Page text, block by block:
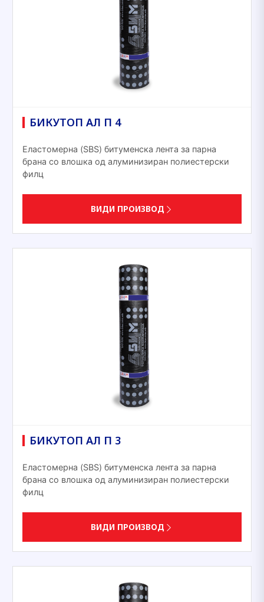
БИКУТОП АЛ П 4
Еластомерна (SBS) битуменска лента за парна
брана со влошка од алуминизиран полиестерски
филц
ВИДИ ПРОИЗВОД
БИКУТОП АЛ П 3
Еластомерна (SBS) битуменска лента за парна
брана со влошка од алуминизиран полиестерски
филц
ВИДИ ПРОИЗВОД